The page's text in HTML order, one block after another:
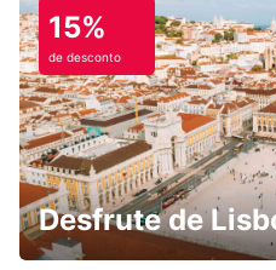
15%
de desconto
Desfrute de